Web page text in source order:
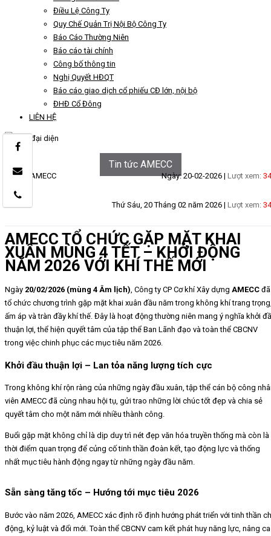
Điều Lệ Công Ty
Quy Chế Quản Trị Nội Bộ Công Ty
Báo Cáo Thường Niên
Báo cáo tài chính
Công bố thông tin
Nghị Quyết HĐQT
Báo cáo giao dịch cổ phiếu CĐ lớn, nội bộ
ĐHĐ Cổ Đông
LIÊN HỆ
Tin tức AMECC
Tin tức AMECC Ngày: 20-02-2026 | Lượt xem:
Thứ Sáu, 20 Tháng 02 năm 2026 | Lượt xem:
AMECC TỔ CHỨC GẶP MẶT KHAI
XUÂN MÙNG 4 TẾT – KHỞI ĐỘNG
NĂM 2026 VỚI KHÍ THẾ MỚI
Ngày 20/02/2026 (mùng 4 Âm lịch) , Công ty CP Cơ khí Xây dựng AMECC đã
tổ chức chương trình gặp mặt khai xuân đầu năm trong không khí trang
ấm áp và tràn đầy khí thế. Đây là hoạt động thường niên mang ý nghĩa khởi
thuận lợi, thể hiện quyết tâm của tập thể Ban Lãnh đạo và toàn thể CBCNV
trong việc chinh phục các mục tiêu năm 2026.
Khởi đầu thuận lợi – Lan tỏa năng lượng tích cực
Trong không khí rộn ràng của những ngày đầu xuân, tập thể cán bộ công
viên AMECC đã cùng nhau hội tụ, gửi trao những lời chúc tốt đẹp và chia sẻ
quyết tâm cho một năm mới nhiều thành công.
Buổi gặp mặt không chỉ là dịp duy trì nét đẹp văn hóa truyền thống mà còn là
thời điểm quan trọng để củng cố tinh thần đoàn kết, tạo động lực và thống
nhất mục tiêu hành động ngay từ những ngày đầu năm.
Sẵn sàng tăng tốc – Hướng tới mục tiêu 2026
Bước vào năm 2026, AMECC xác định rõ định hướng phát triển với tinh thần
động, kỷ luật và đổi mới. Toàn thể CBCNV cam kết phát huy năng lực, nâng